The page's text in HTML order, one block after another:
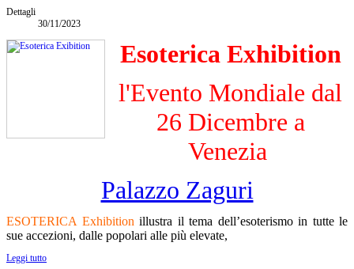
Dettagli
30/11/2023
Esoterica Exhibition
l'Evento Mondiale dal
26 Dicembre a
Venezia
Palazzo Zaguri
ESOTERICA Exhibition illustra il tema dell’esoterismo in tutte le
sue accezioni, dalle popolari alle più elevate,
Leggi tutto